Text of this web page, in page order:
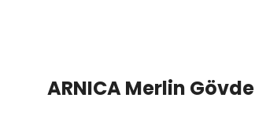
ARNICA Merlin Gövde